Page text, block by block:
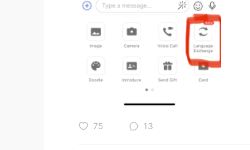
75 13